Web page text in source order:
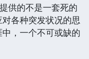
供的不是一套死的
各种突发状况的思
，一个不可或缺的